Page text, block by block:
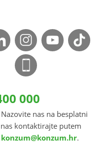
000
nas na besplatni
kontaktirajte putem
konzum@konzum.hr.